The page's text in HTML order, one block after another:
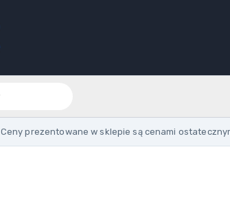
Ceny prezentowane w sklepie są cenami